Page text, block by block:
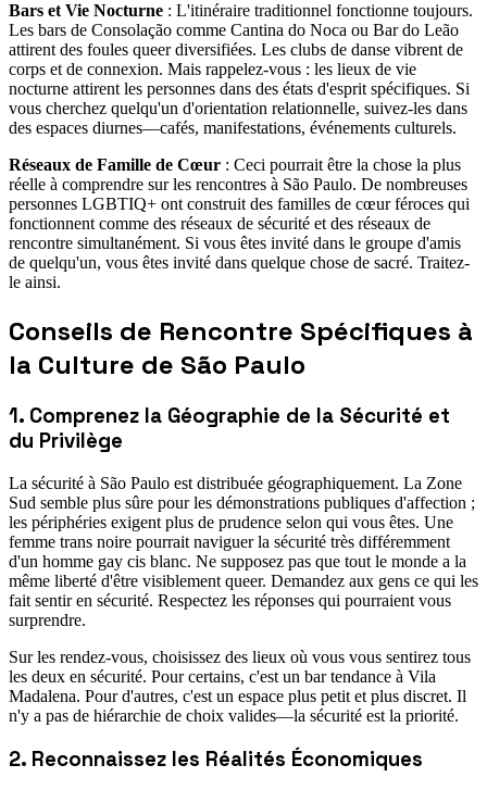
Bars et Vie Nocturne : L'itinéraire traditionnel fonctionne toujours.
Les bars de Consolação comme Cantina do Noca ou Bar do Leão
attirent des foules queer diversifiées. Les clubs de danse vibrent de
corps et de connexion. Mais rappelez-vous : les lieux de vie
nocturne attirent les personnes dans des états d'esprit spécifiques. Si
vous cherchez quelqu'un d'orientation relationnelle, suivez-les dans
des espaces diurnes—cafés, manifestations, événements culturels.
Réseaux de Famille de Cœur : Ceci pourrait être la chose la plus
réelle à comprendre sur les rencontres à São Paulo. De nombreuses
personnes LGBTIQ+ ont construit des familles de cœur féroces qui
fonctionnent comme des réseaux de sécurité et des réseaux de
rencontre simultanément. Si vous êtes invité dans le groupe d'amis
de quelqu'un, vous êtes invité dans quelque chose de sacré. Traitez-
le ainsi.
Conseils de Rencontre Spécifiques à
la Culture de São Paulo
1. Comprenez la Géographie de la Sécurité et
du Privilège
La sécurité à São Paulo est distribuée géographiquement. La Zone
Sud semble plus sûre pour les démonstrations publiques d'affection ;
les périphéries exigent plus de prudence selon qui vous êtes. Une
femme trans noire pourrait naviguer la sécurité très différemment
d'un homme gay cis blanc. Ne supposez pas que tout le monde a la
même liberté d'être visiblement queer. Demandez aux gens ce qui les
fait sentir en sécurité. Respectez les réponses qui pourraient vous
surprendre.
Sur les rendez-vous, choisissez des lieux où vous vous sentirez tous
les deux en sécurité. Pour certains, c'est un bar tendance à Vila
Madalena. Pour d'autres, c'est un espace plus petit et plus discret. Il
n'y a pas de hiérarchie de choix valides—la sécurité est la priorité.
2. Reconnaissez les Réalités Économiques